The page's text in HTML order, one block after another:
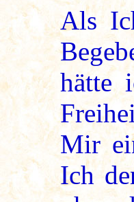
Als
hätte
Mir
Ich